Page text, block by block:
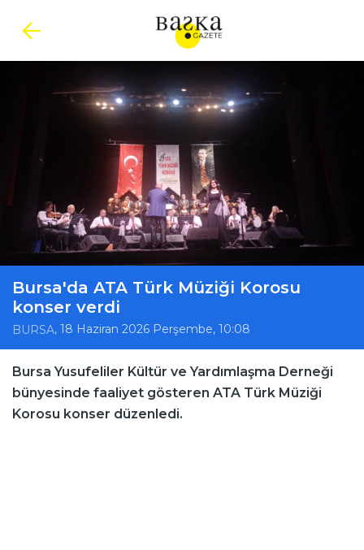
Bursa'da ATA Türk Müziği Korosu
konser verdi
BURSA, 18 Haziran 2026 Perşembe, 10:08
Bursa Yusufeliler Kültür ve Yardımlaşma Derneği
bünyesinde faaliyet gösteren ATA Türk Müziği
Korosu konser düzenledi.